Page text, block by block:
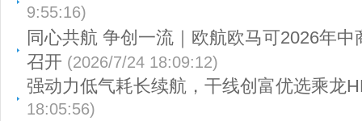
9:55:16)
同心共航 争创一流｜欧航欧马可2026年
召开 (2026/7/24 18:09:12)
强动力低气耗长续航，干线创富优选乘龙
18:05:56)